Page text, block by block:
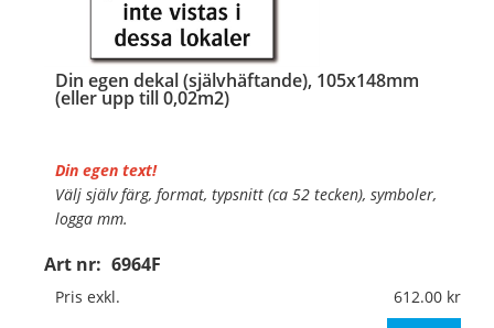
Din egen dekal (självhäftande), 105x148mm
(eller upp till 0,02m2)
Art nr: 6964F
Din egen text!
Välj själv färg, format, typsnitt (ca 52 tecken), symboler,
logga mm.
Material:Självhäftande folie
Mått:105x148mm (eller annat mått upp till 0,02m²)
Pris exkl. 612.00